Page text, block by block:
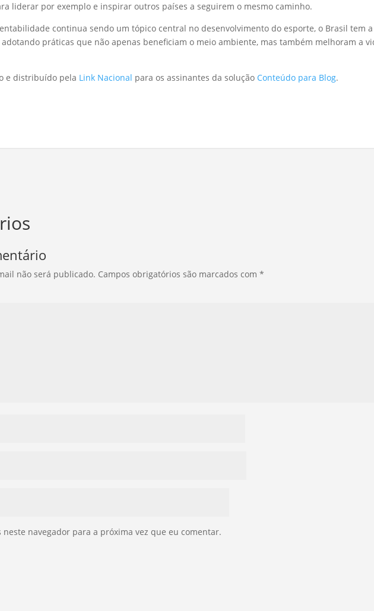
liderar por exemplo e inspirar outros países a seguirem o mesmo caminho.
continua sendo um tópico central no desenvolvimento do esporte, o Brasil tem
práticas que não apenas beneficiam o meio ambiente, mas também melhoram a
e distribuído pela Link Nacional para os assinantes da solução Conteúdo para Blog.
não será publicado. Campos obrigatórios são marcados com*
neste navegador para a próxima vez que eu comentar.